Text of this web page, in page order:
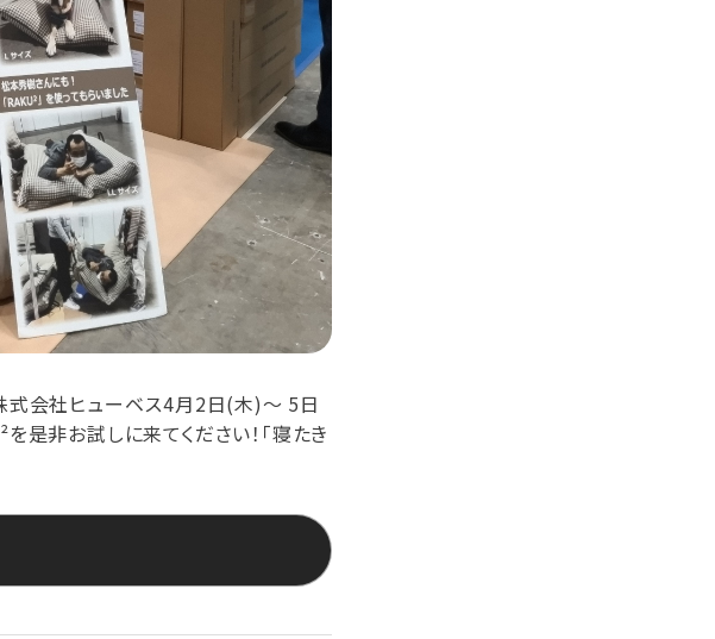
式会社ヒューベス4月2日(木)～ 5日
是非お試しに来てください！「寝たき